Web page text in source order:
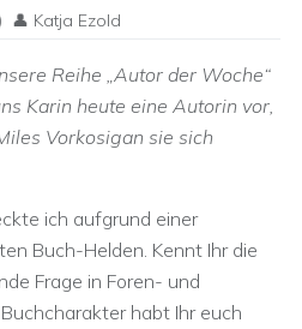
Katja Ezold
Reihe „Autor der Woche“
Karin heute eine Autorin vor,
Vorkosigan sie sich
ich aufgrund einer
Buch-Helden. Kennt Ihr die
Frage in Foren- und
habt Ihr euch